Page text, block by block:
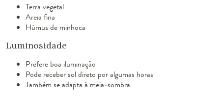
Terra vegetal
Areia fina
Húmus de minhoca
Luminosidade
Prefere boa iluminação
Pode receber sol direto por algumas horas
Também se adapta à meia-sombra